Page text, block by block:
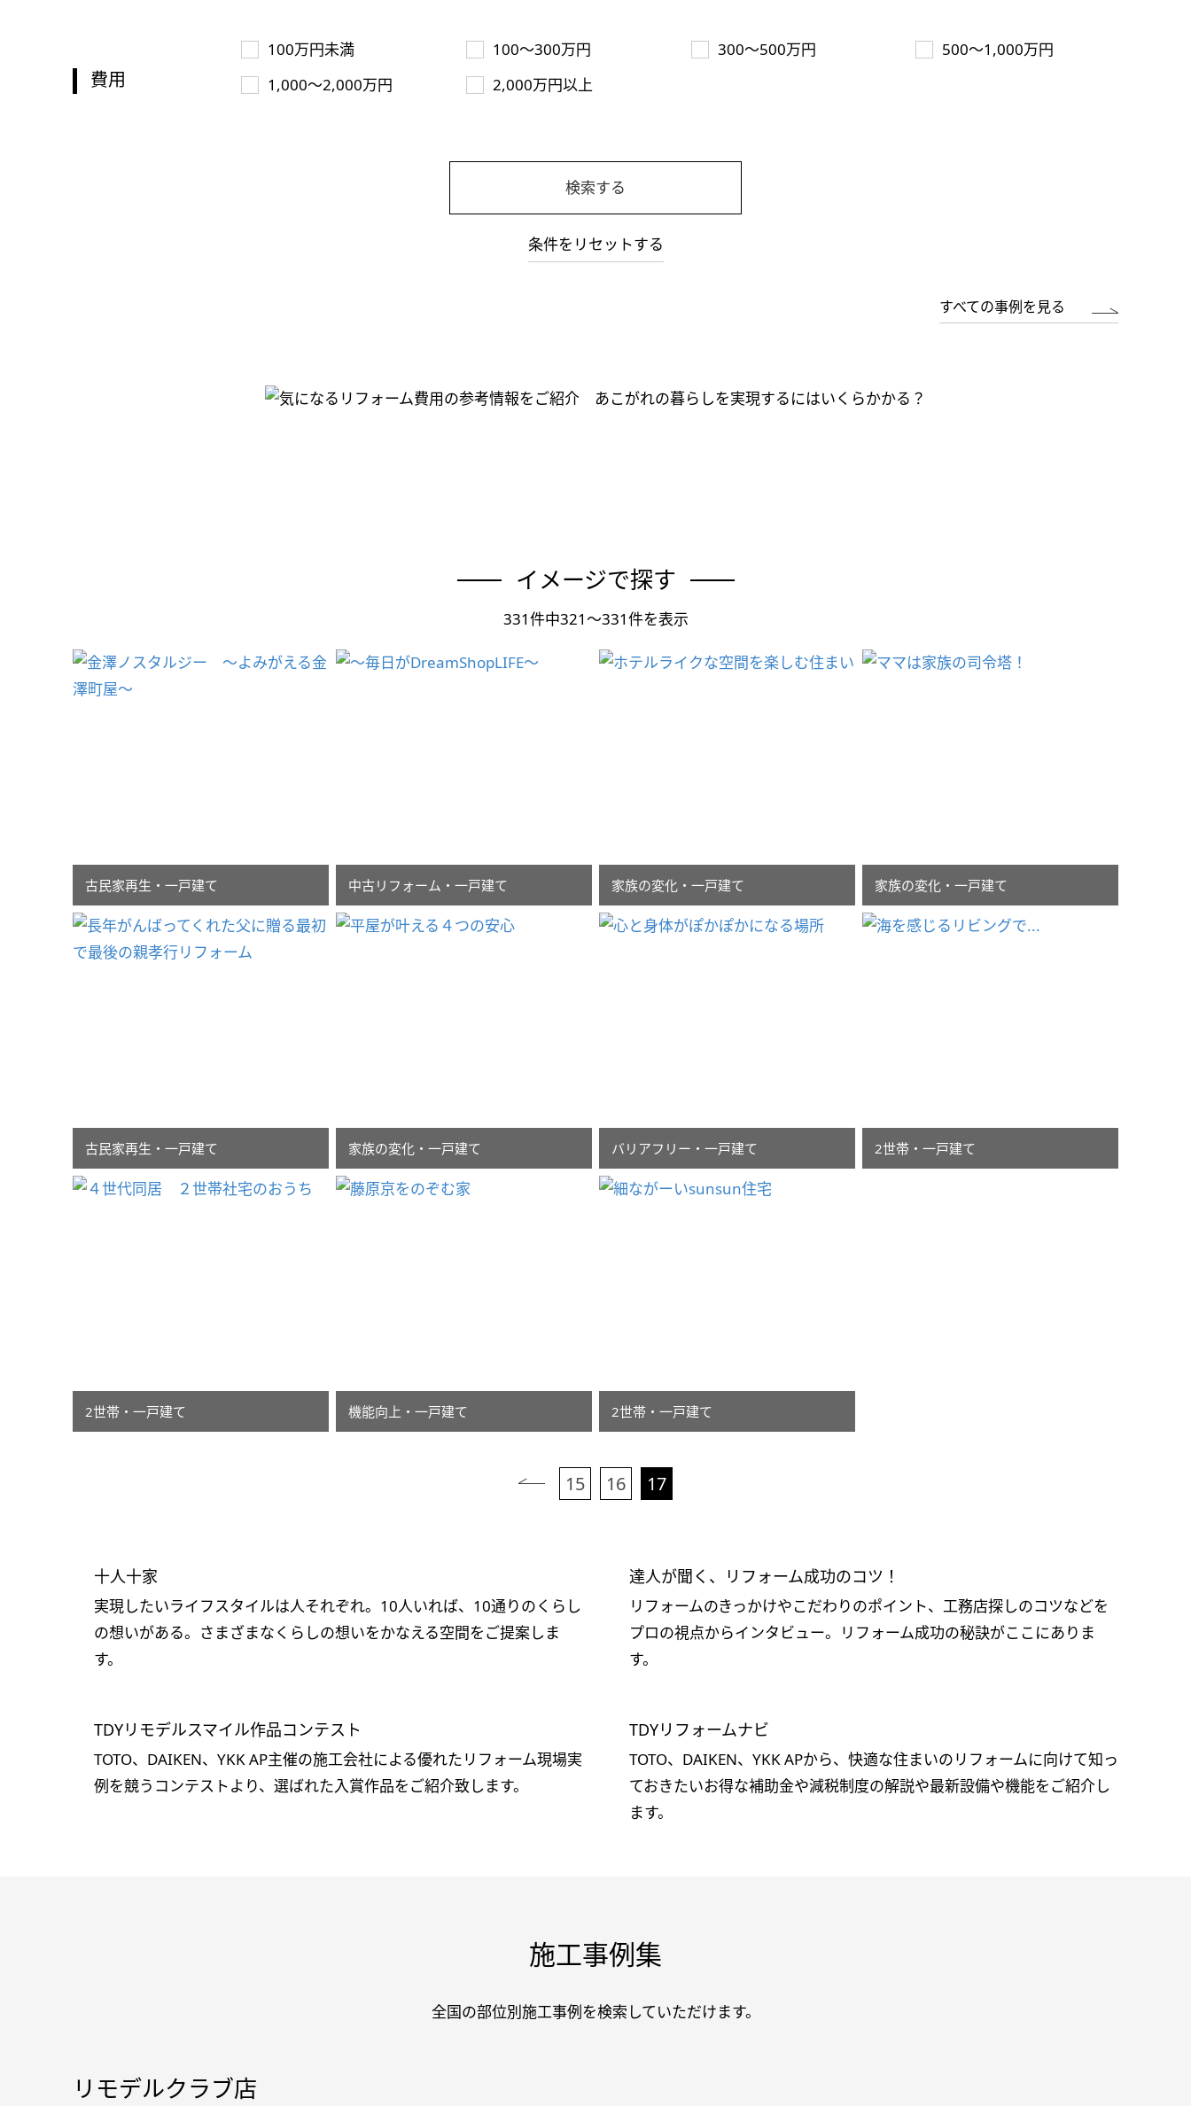
費用
100万円未満 100～300万円 300～500万円
500～1,000万円
1,000～2,000万円
2,000万円以上
検索する
条件をリセットする
すべての事例を見る
イメージで探す
331件中321～331件を表示
古民家再生・一戸建て 中古リフォーム・一戸建て 家族の変化・一戸建て 家族の変化・一戸建て
古民家再生・一戸建て 家族の変化・一戸建て バリアフリー・一戸建て 2世帯・一戸建て
2世帯・一戸建て 機能向上・一戸建て 2世帯・一戸建て
次へ 15 16 17
十人十家
実現したいライフスタイルは人それぞれ。10人いれば、10通りのくらし
の想いがある。さまざまなくらしの想いをかなえる空間をご提案しま
す。
達人が聞く、リフォーム成功のコツ！
リフォームのきっかけやこだわりのポイント、工務店探しのコツなどを
プロの視点からインタビュー。リフォーム成功の秘訣がここにありま
す。
TDYリモデルスマイル作品コンテスト
TOTO、DAIKEN、YKK AP主催の施工会社による優れたリフォーム現場実
例を競うコンテストより、選ばれた入賞作品をご紹介致します。
TDYリフォームナビ
TOTO、DAIKEN、YKK APから、快適な住まいのリフォームに向けて知っ
ておきたいお得な補助金や減税制度の解説や最新設備や機能をご紹介し
ます。
施工事例集
全国の部位別施工事例を検索していただけます。
リモデルクラブ店